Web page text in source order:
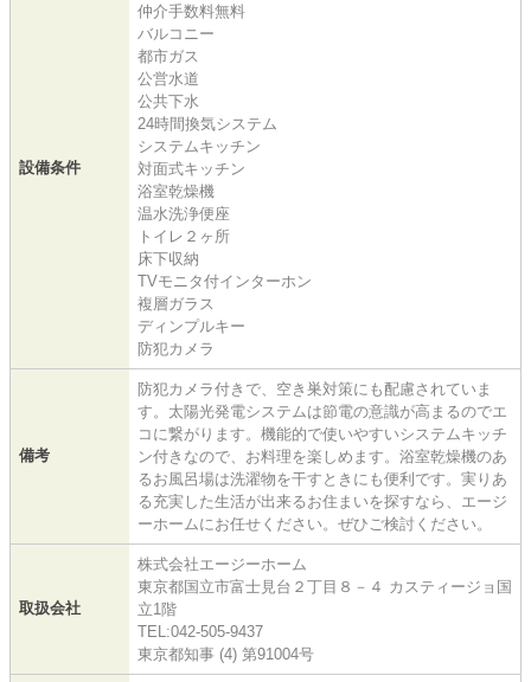
設備条件
仲介手数料無料
バルコニー
都市ガス
公営水道
公共下水
24時間換気システム
システムキッチン
対面式キッチン
浴室乾燥機
温水洗浄便座
トイレ２ヶ所
床下収納
TVモニタ付インターホン
複層ガラス
ディンプルキー
防犯カメラ
備考
防犯カメラ付きで、空き巣対策にも配慮されていま
す。太陽光発電システムは節電の意識が高まるのでエ
コに繋がります。機能的で使いやすいシステムキッチ
ン付きなので、お料理を楽しめます。浴室乾燥機のあ
るお風呂場は洗濯物を干すときにも便利です。実りあ
る充実した生活が出来るお住まいを探すなら、エージ
ーホームにお任せください。ぜひご検討ください。
取扱会社
株式会社エージーホーム
東京都国立市富士見台２丁目８－４ カスティージョ国
立1階
TEL:042-505-9437
東京都知事 (4) 第91004号